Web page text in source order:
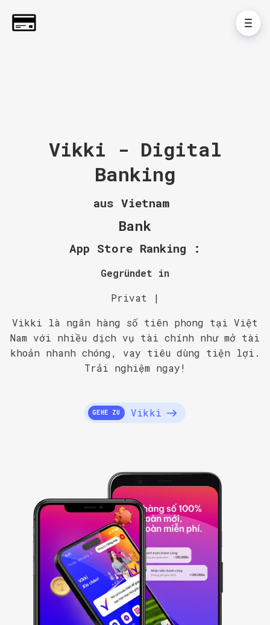
Vikki - Digital
Banking
aus Vietnam
Bank
App Store Ranking :
Gegründet in
Privat |
Vikki là ngân hàng số tiên phong tại Việt
Nam với nhiều dịch vụ tài chính như mở tài
khoản nhanh chóng, vay tiêu dùng tiện lợi.
Trải nghiệm ngay!
GEHE ZU Vikki